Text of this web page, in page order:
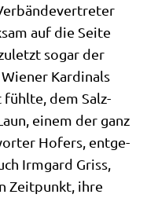
auf die Sei­te
sogar der
Kar­di­nals
fühl­te, dem Salz­
einem der ganz
Hofers, ent­ge­
Irm­gard Griss,
Zeit­punkt, ihre